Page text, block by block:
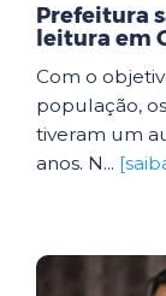
Prefeitura
leitura em
Com o
população,
tiveram um
anos. N...